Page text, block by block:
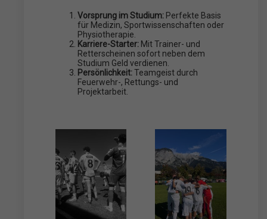
Vorsprung im Studium: Perfekte Basis
für Medizin, Sportwissenschaften oder
Physiotherapie.
Karriere-Starter: Mit Trainer- und
Retterscheinen sofort neben dem
Studium Geld verdienen.
Persönlichkeit:Teamgeist durch
Feuerwehr-, Rettungs- und
Projektarbeit.